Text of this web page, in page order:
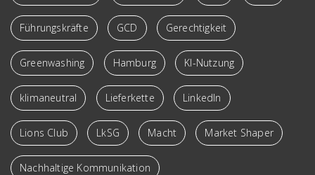
Führungskräfte GCD Gerechtigkeit
Greenwashing Hamburg KI-Nutzung
klimaneutral Lieferkette LinkedIn
Lions Club LkSG Macht Market Shaper
Nachhaltige Kommunikation